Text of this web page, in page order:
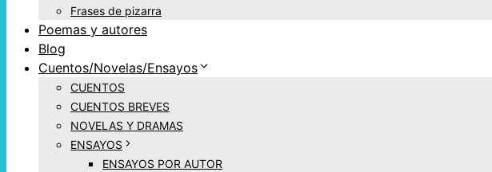
Frases de pizarra
Poemas y autores
Blog
Cuentos/Novelas/Ensayos
CUENTOS
CUENTOS BREVES
NOVELAS Y DRAMAS
ENSAYOS
ENSAYOS POR AUTOR